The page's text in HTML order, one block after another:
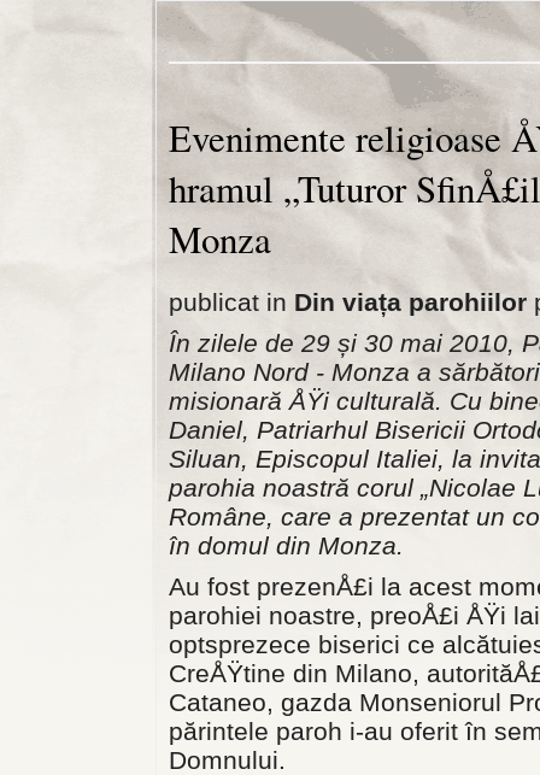
Evenimente religioase
hramul „Tuturor
Monza
publicat in Din viața parohiilor
În zilele de 29 și 30 mai 2010,
Milano Nord - Monza a
misionară ÅŸi culturală. Cu
Daniel, Patriarhul Bisericii
Siluan, Episcopul Italiei, la
parohia noastră corul „Nicolae
Române, care a prezentat un
în domul din Monza.
Au fost prezenÅ£i la acest
parohiei noastre, preoÅ£i ÅŸi
optsprezece biserici ce
CreÅŸtine din Milano,
Cataneo, gazda Monseniorul
părintele paroh i-au oferit în
Domnului.